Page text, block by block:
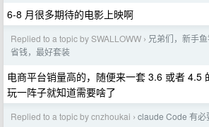
6-8 月很多期待的电影上映啊
Replied to a topic by SWALLOWW › 兄弟们，新手鱼
省钱，最好套装
电商平台销量高的，随便来一套 3.6 或者 4.5
玩一阵子就知道需要啥了
Replied to a topic by cnzhoukai › claude Code 有必